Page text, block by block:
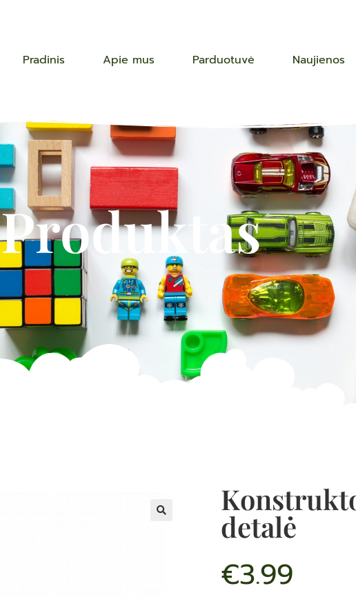
Pradinis Apie mus Parduotuvė Naujienos
Produktas
detalė
€3.99